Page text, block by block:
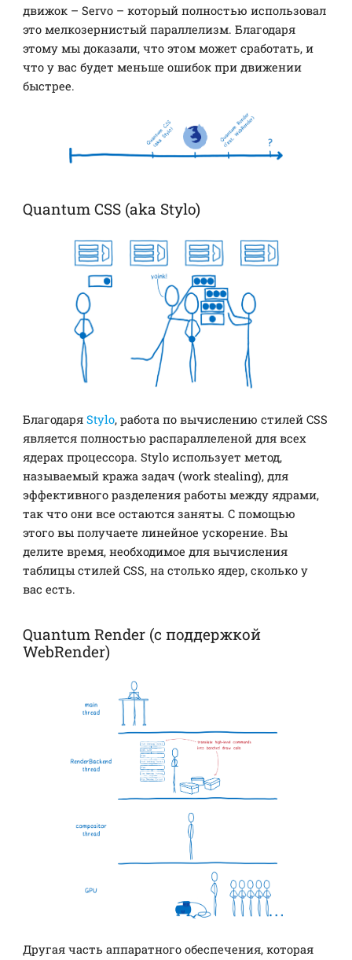
движок – Servo – который полностью использовал
это мелкозернистый параллелизм. Благодаря
этому мы доказали, что этом может сработать, и
что у вас будет меньше ошибок при движении
быстрее.
Quantum CSS (aka Stylo)
БлагодаряStylo, работа по вычислению стилей CSS
является полностью распараллеленой для всех
ядерах процессора. Stylo использует метод,
называемый кража задач (work stealing), для
эффективного разделения работы между ядрами,
так что они все остаются заняты. С помощью
этого вы получаете линейное ускорение. Вы
делите время, необходимое для вычисления
таблицы стилей CSS, на столько ядер, сколько у
вас есть.
Quantum Render (с поддержкой
WebRender)
Другая часть аппаратного обеспечения, которая